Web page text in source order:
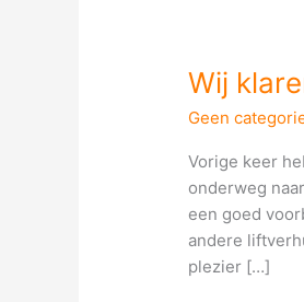
Wij
Geen
Vorige keer
onderweg
een goed
andere
plezier […]
Wij
klaren
de
klus!